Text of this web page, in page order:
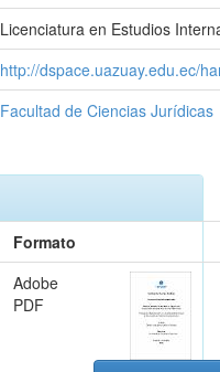
Licenciatura en Estudios
http://dspace.uazuay.edu.ec/
Facultad de Ciencias Jurídicas
Formato
Adobe
PDF